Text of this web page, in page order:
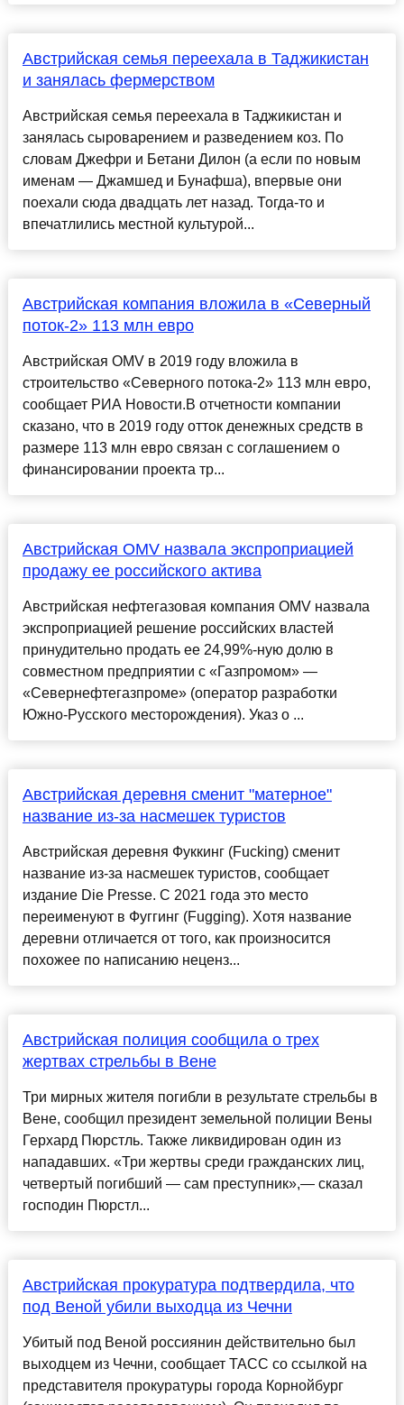
Австрийская семья переехала в Таджикистан
и занялась фермерством
Австрийская семья переехала в Таджикистан и
занялась сыроварением и разведением коз. По
словам Джефри и Бетани Дилон (а если по новым
именам — Джамшед и Бунафша), впервые они
поехали сюда двадцать лет назад. Тогда-то и
впечатлились местной культурой...
Австрийская компания вложила в «Северный
поток-2» 113 млн евро
Австрийская OMV в 2019 году вложила в
строительство «Северного потока-2» 113 млн евро,
сообщает РИА Новости.В отчетности компании
сказано, что в 2019 году отток денежных средств в
размере 113 млн евро связан с соглашением о
финансировании проекта тр...
Австрийская OMV назвала экспроприацией
продажу ее российского актива
Австрийская нефтегазовая компания OMV назвала
экспроприацией решение российских властей
принудительно продать ее 24,99%-ную долю в
совместном предприятии с «Газпромом» —
«Севернефтегазпроме» (оператор разработки
Южно-Русского месторождения). Указ о ...
Австрийская деревня сменит "матерное"
название из-за насмешек туристов
Австрийская деревня Фуккинг (Fucking) сменит
название из-за насмешек туристов, сообщает
издание Die Presse. С 2021 года это место
переименуют в Фуггинг (Fugging). Хотя название
деревни отличается от того, как произносится
похожее по написанию неценз...
Австрийская полиция сообщила о трех
жертвах стрельбы в Вене
Три мирных жителя погибли в результате стрельбы в
Вене, сообщил президент земельной полиции Вены
Герхард Пюрстль. Также ликвидирован один из
нападавших. «Три жертвы среди гражданских лиц,
четвертый погибший — сам преступник»,— сказал
господин Пюрстл...
Австрийская прокуратура подтвердила, что
под Веной убили выходца из Чечни
Убитый под Веной россиянин действительно был
выходцем из Чечни, сообщает ТАСС со ссылкой на
представителя прокуратуры города Корнойбург